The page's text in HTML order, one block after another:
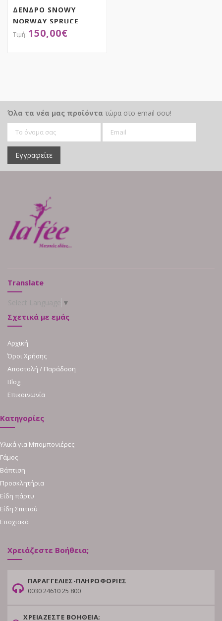
ΔΕΝΔΡΟ SNOWY
NORWAY SPRUCE
150EK150,00€
Όλα τα νέα μας προϊόντα τώρα στο email σου!
Εγγραφείτε
Translate
▼
Σχετικά με εμάς
Αρχική
Όροι Χρήσης
Αποστολή / Παράδοση
Blog
Επικοινωνία
Κατηγορίες
Υλικά για Μπομπονιέρες
Γάμος
Βάπτιση
Προσκλητήρια
Είδη πάρτυ
Είδη Σπιτιού
Εποχιακά
Χρειάζεστε Βοήθεια;
ΠΑΡΑΓΓΕΛΙΕΣ-ΠΛΗΡΟΦΟΡΙΕΣ
0030 24610 25 800
ΧΡΕΙΑΖΕΣΤΕ ΒΟΗΘΕΙΑ;